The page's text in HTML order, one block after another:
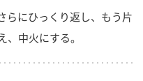
らにひっくり返し、もう片
、中火にする。